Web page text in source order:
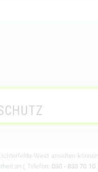
West ansehen
an ( Telefon: 030 - 833 70 10